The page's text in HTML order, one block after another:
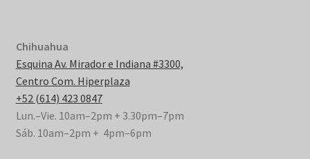
Chihuahua
Esquina Av. Mirador e Indiana #3300,
Centro Com. Hiperplaza
+52 (614) 423 0847
Lun.–Vie. 10am–2pm + 3.30pm–7pm
Sáb. 10am–2pm + 4pm–6pm